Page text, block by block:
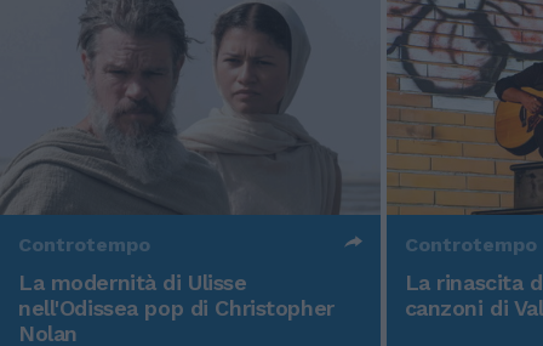
Controtempo
La modernità di Ulisse
nell'Odissea pop di Christopher
Nolan
Controtempo
La rinascita
canzoni di